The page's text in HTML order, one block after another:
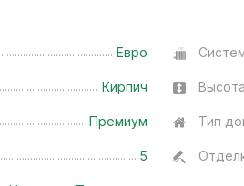
Евро
Кирпич
Премиум Тип
5